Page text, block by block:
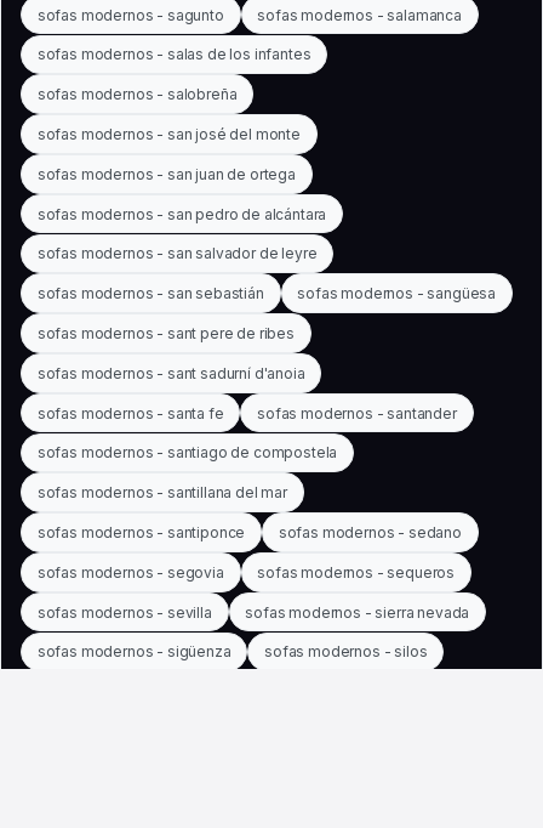
sofas modernos - sagunto sofas modernos - salamanca
sofas modernos - salas de los infantes
sofas modernos - salobreña
sofas modernos - san josé del monte
sofas modernos - san juan de ortega
sofas modernos - san pedro de alcántara
sofas modernos - san salvador de leyre
sofas modernos - san sebastián sofas modernos - sangüesa
sofas modernos - sant pere de ribes
sofas modernos - sant sadurní d'anoia
sofas modernos - santa fe sofas modernos - santander
sofas modernos - santiago de compostela
sofas modernos - santillana del mar
sofas modernos - santiponce sofas modernos - sedano
sofas modernos - segovia sofas modernos - sequeros
sofas modernos - sevilla sofas modernos - sierra nevada
sofas modernos - sigüenza sofas modernos - silos